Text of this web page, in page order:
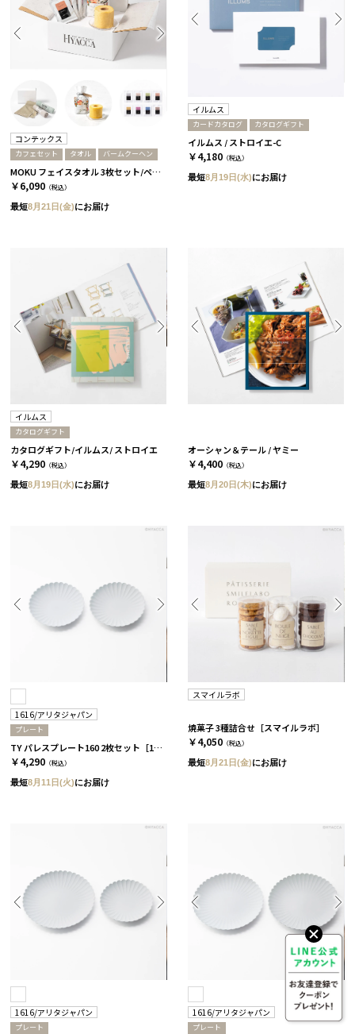
コンテックス
カフェセット タオル バームクーヘン
MOKU フェイスタオル 3枚セット/ペール［コンテックス］+バームクーヘン+Cafeセット
￥6,090 （税込）
最短8月21日(金)にお届け
イルムス
カードカタログ カタログギフト
イルムス / ストロイエ-C
￥4,180 （税込）
最短8月19日(水)にお届け
イルムス
カタログギフト
カタログギフト/イルムス/ ストロイエ
￥4,290 （税込）
最短8月19日(水)にお届け
オーシャン＆テール / ヤミー
￥4,400 （税込）
最短8月20日(木)にお届け
1616/アリタジャパン
プレート
TY パレスプレート160 2枚セット［1616/アリタジャパン］
￥4,290 （税込）
最短8月11日(火)にお届け
スマイルラボ
焼菓子 3種詰合せ［スマイルラボ］
￥4,050 （税込）
最短8月21日(金)にお届け
1616/アリタジャパン
プレート
1616/アリタジャパン
プレート